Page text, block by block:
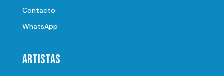
Contacto
WhatsApp
Artistas